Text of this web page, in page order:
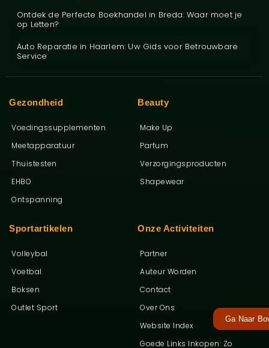
Ga Naar
Onze Activiteiten
Partner
Auteur Worden
Contact
Over Ons
Website Index
Goede Links Inkopen: Zo
Sportartikelen
Volleybal
Voetbal
Boksen
Outlet Sport
Beauty
Make Up
Parfum
Verzorgingsproducten
Shapewear
Gezondheid
Voedingssupplementen
Meetapparatuur
Thuistesten
EHBO
Ontspanning
Ontdek de Perfecte Boekhandel in Breda: Waar moet je
op Letten?
Auto Reparatie in Haarlem: Uw Gids voor Betrouwbare
Service